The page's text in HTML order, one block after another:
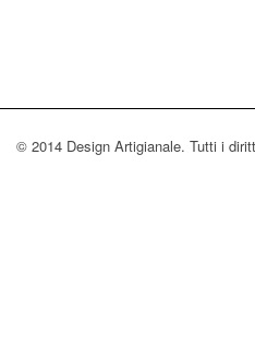
© 2014 Design Artigianale. Tutti i